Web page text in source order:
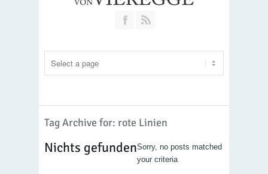
Join our Facebook Group
Tag Archive for: rote Linien
Nichts gefundenSorry, no posts matched
your criteria